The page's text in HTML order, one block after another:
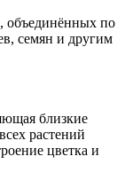
объединённых по
семян и другим
близкие
растений
цветка и